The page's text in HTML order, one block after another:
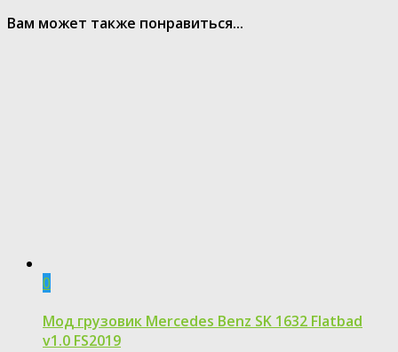
Вам может также понравиться...
0
Мод грузовик Mercedes Benz SK 1632 Flatbad
v1.0 FS2019